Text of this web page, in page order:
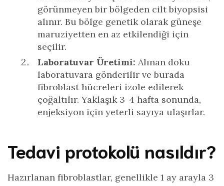
görünmeyen bir bölgeden cilt biyopsisi
alınır. Bu bölge genetik olarak güneşe
maruziyetten en az etkilendiği için
seçilir.
Laboratuvar Üretimi: Alınan doku
laboratuvara gönderilir ve burada
fibroblast hücreleri izole edilerek
çoğaltılır. Yaklaşık 3-4 hafta sonunda,
enjeksiyon için yeterli sayıya ulaşırlar.
Tedavi protokolü nasıldır?
Hazırlanan fibroblastlar, genellikle 1 ay arayla 3